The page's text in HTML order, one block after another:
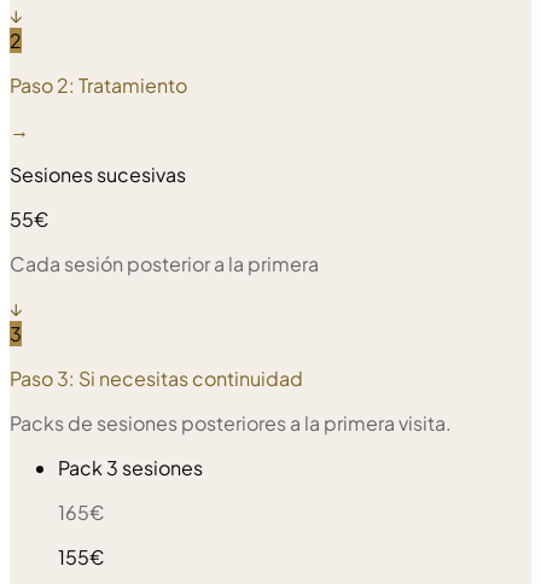
↓
2
Paso 2: Tratamiento
→
Sesiones sucesivas
55€
Cada sesión posterior a la primera
↓
3
Paso 3: Si necesitas continuidad
Packs de sesiones posteriores a la primera visita.
Pack 3 sesiones
165€
155€